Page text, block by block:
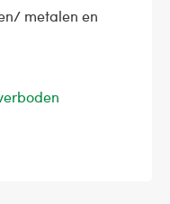
metalen en